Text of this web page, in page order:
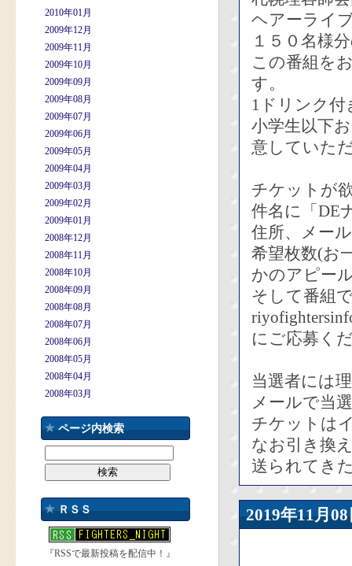
2010年01月
2009年12月
2009年11月
2009年10月
2009年09月
2009年08月
2009年07月
2009年06月
2009年05月
2009年04月
2009年03月
2009年02月
2009年01月
2008年12月
2008年11月
2008年10月
2008年09月
2008年08月
2008年07月
2008年06月
2008年05月
2008年04月
2008年03月
ページ内検索
ＲＳＳ
『RSSで最新投稿を配信中！』
ヘアーライ
１５０名様
この番組を
す。
1ドリンク付
小学生以下
意していた
チケットが
件名に「DE
住所、メー
希望枚数(お
かのアピー
そして番組
にご応募く
当選者には
メールで当
チケットは
なお引き換
送られてき
2019年11